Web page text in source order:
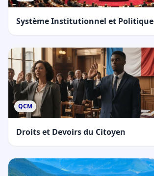
Système Institutionnel et Politique
QCM
Droits et Devoirs du Citoyen